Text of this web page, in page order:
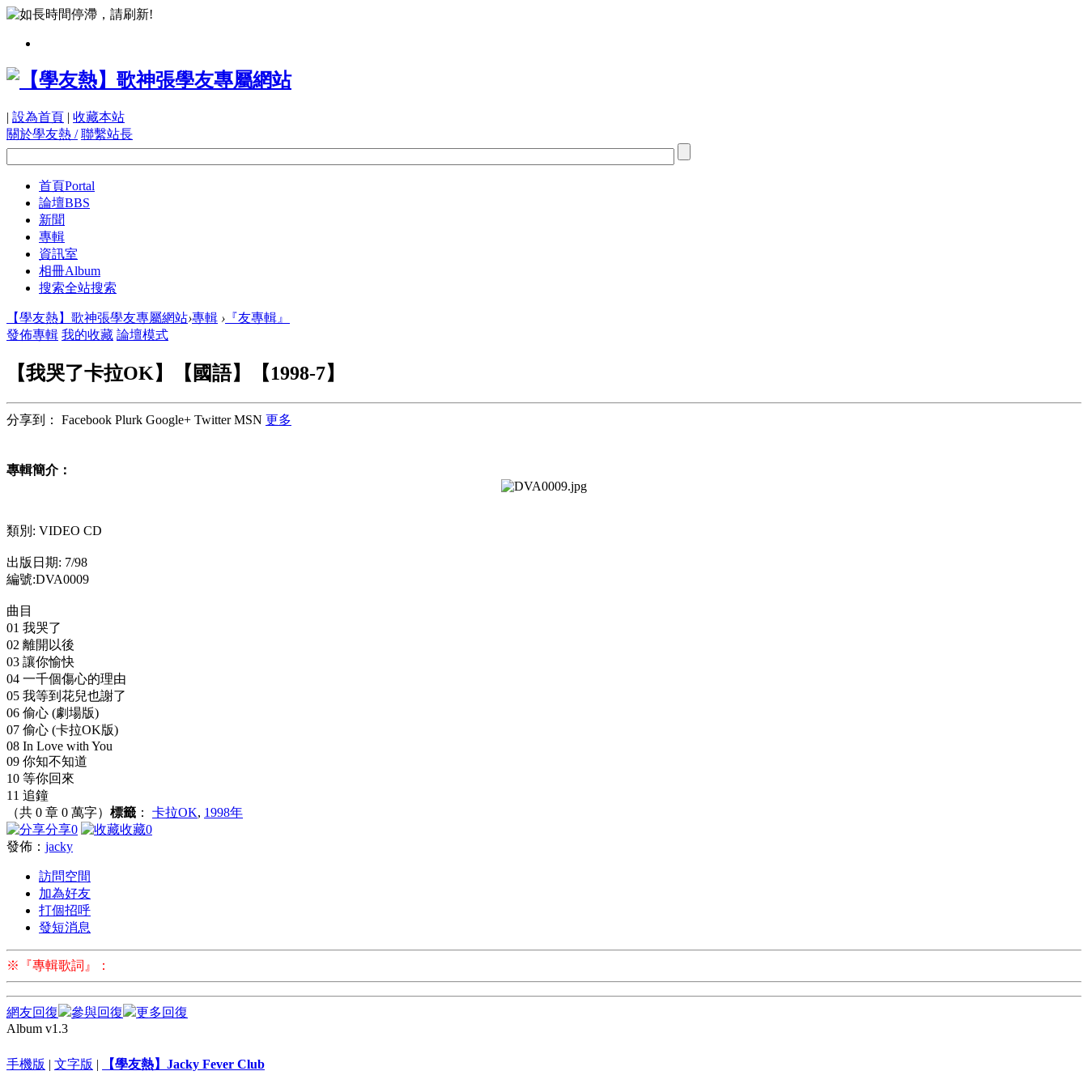
| 設為首頁 | 收藏本站
關於學友熱 / 聯繫站長
首頁Portal
論壇BBS
新聞
專輯
資訊室
相冊Album
搜索全站搜索
【學友熱】歌神張學友專屬網站›專輯 › 『友專輯』
發佈專輯 我的收藏 論壇模式
【我哭了卡拉OK】【國語】【1998-7】
分享到： Facebook Plurk Google+ Twitter MSN 更多
專輯簡介：
類別: VIDEO CD
出版日期: 7/98
編號:DVA0009
曲目
01 我哭了
02 離開以後
03 讓你愉快
04 一千個傷心的理由
05 我等到花兒也謝了
06 偷心 (劇場版)
07 偷心 (卡拉OK版)
08 In Love with You
09 你知不知道
10 等你回來
11 追鐘
（共 0 章 0 萬字） 標籤 ： 卡拉OK, 1998年
分享0 收藏0
發佈： jacky
訪問空間
加為好友
打個招呼
發短消息
※『專輯歌詞』：
網友回復 參與回復
更多回復
Album v1.3
手機版 | 文字版 | 【學友熱】Jacky Fever Club